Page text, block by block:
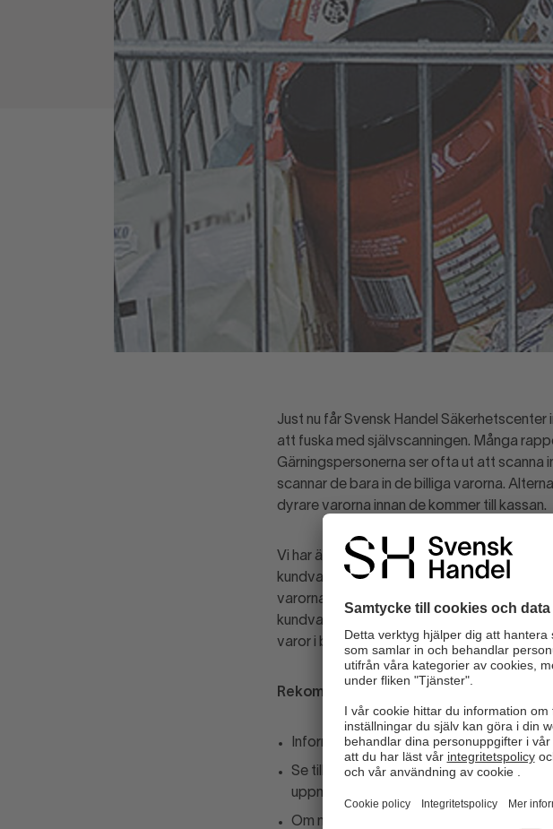
Just nu får Svensk Handel
att fuska med självscanningen. Många
Gärningspersonerna ser ofta ut att scanna
scannar de bara in de billiga varorna.
dyrare varorna innan de kommer till kassan.
Vi har även ett fått in rapporter som visar
kundvagnar. I den ena läggs endast billiga
varorna som inte scannas in. Vid
kundvagnen för att se om det blir
varor i butiken. Om avstämning däremot
Rekommendationer:
Informera er personal och var
Se till att butiken har ett system eller rutin
uppmärksamhet vid misstanke om stöld
Om någon tittar efter dig i butiken, gå dit.